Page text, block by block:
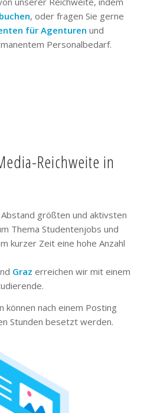
, oder fragen Sie gerne
für Agenturen und
Personalbedarf.
Reichweite in
größten und aktivsten
Thema Studentenjobs und
kurzer Zeit eine hohe Anzahl
Graz erreichen wir mit einem
können nach einem Posting
Stunden besetzt werden.